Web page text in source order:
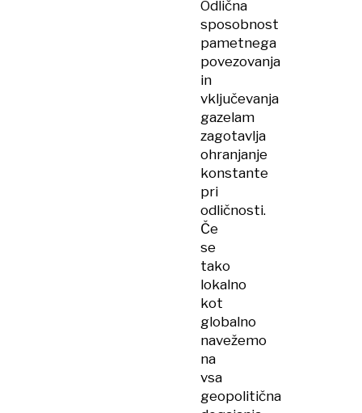
Odlična
sposobnost
pametnega
povezovanja
in
vključevanja
gazelam
zagotavlja
ohranjanje
konstante
pri
odličnosti.
Če
se
tako
lokalno
kot
globalno
navežemo
na
vsa
geopolitična